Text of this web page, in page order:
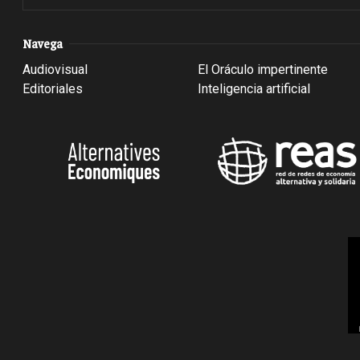
Navega
Audiovisual
Editoriales
El Oráculo impertinente
Inteligencia artificial